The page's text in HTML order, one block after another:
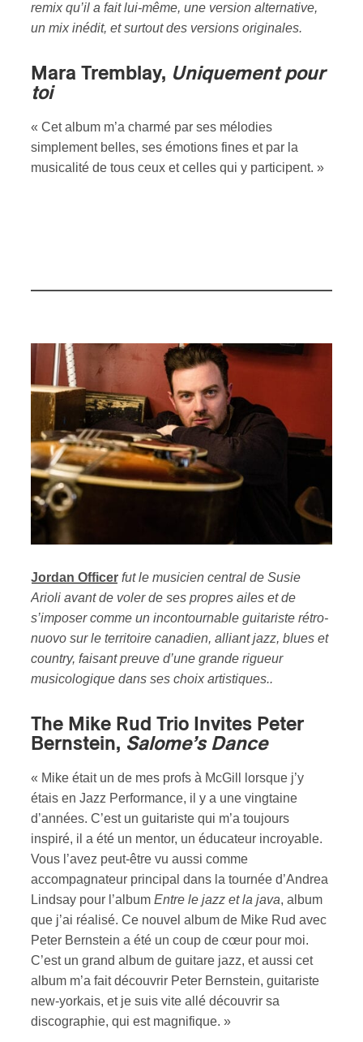
remix qu’il a fait lui-même, une version alternative,
un mix inédit, et surtout des versions originales.
Mara Tremblay, Uniquement pour
toi
« Cet album m’a charmé par ses mélodies
simplement belles, ses émotions fines et par la
musicalité de tous ceux et celles qui y participent. »
Jordan Officer fut le musicien central de Susie
Arioli avant de voler de ses propres ailes et de
s’imposer comme un incontournable guitariste rétro-
nuovo sur le territoire canadien, alliant jazz, blues et
country, faisant preuve d’une grande rigueur
musicologique dans ses choix artistiques..
The Mike Rud Trio Invites Peter
Bernstein, Salome’s Dance
« Mike était un de mes profs à McGill lorsque j’y
étais en Jazz Performance, il y a une vingtaine
d’années. C’est un guitariste qui m’a toujours
inspiré, il a été un mentor, un éducateur incroyable.
Vous l’avez peut-être vu aussi comme
accompagnateur principal dans la tournée d’Andrea
Lindsay pour l’album Entre le jazz et la java, album
que j’ai réalisé. Ce nouvel album de Mike Rud avec
Peter Bernstein a été un coup de cœur pour moi.
C’est un grand album de guitare jazz, et aussi cet
album m’a fait découvrir Peter Bernstein, guitariste
new-yorkais, et je suis vite allé découvrir sa
discographie, qui est magnifique. »